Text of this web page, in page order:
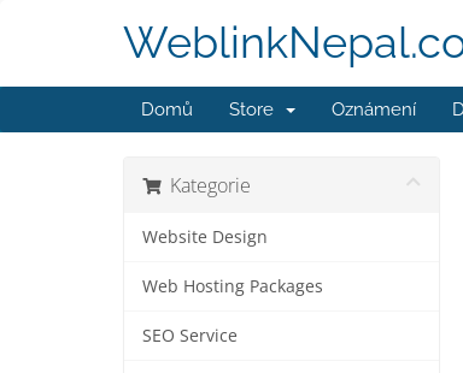
Domů Store Oznámení
Kategorie
Website Design
Web Hosting Packages
SEO Service